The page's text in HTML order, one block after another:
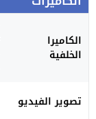
الكاميرا
الخلفية
تصوير الفيديو